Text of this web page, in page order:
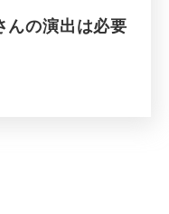
んの演出は必要